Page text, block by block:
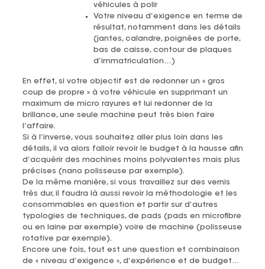
véhicules à polir
Votre niveau d’exigence en terme de
résultat, notamment dans les détails
(jantes, calandre, poignées de porte,
bas de caisse, contour de plaques
d’immatriculation…)
En effet, si votre objectif est de redonner un « gros
coup de propre » à votre véhicule en supprimant un
maximum de micro rayures et lui redonner de la
brillance, une seule machine peut très bien faire
l’affaire.
Si à l’inverse, vous souhaitez aller plus loin dans les
détails, il va alors falloir revoir le budget à la hausse afin
d’acquérir des machines moins polyvalentes mais plus
précises (nano polisseuse par exemple).
De la même manière, si vous travaillez sur des vernis
très dur, il faudra là aussi revoir la méthodologie et les
consommables en question et partir sur d’autres
typologies de techniques, de pads (pads en microfibre
ou en laine par exemple) voire de machine (polisseuse
rotative par exemple).
Encore une fois, tout est une question et combinaison
de « niveau d’exigence », d’expérience et de budget…